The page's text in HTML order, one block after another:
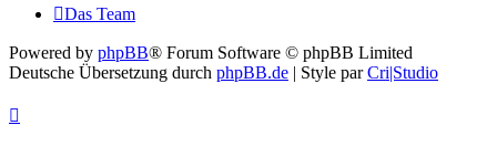
Das Team
Powered by phpBB® Forum Software © phpBB Limited
Deutsche Übersetzung durch phpBB.de | Style parCri|Studio